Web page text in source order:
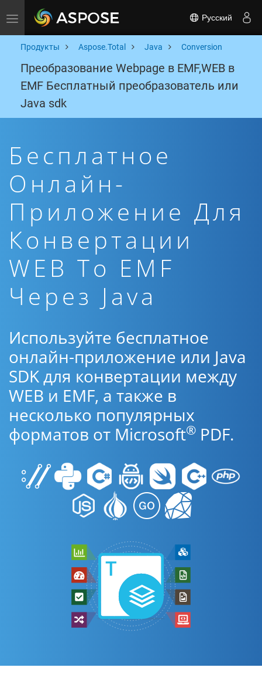
Toggle navigation Русский
Продукты Aspose.Total Java Conversion
Преобразование Webpage в EMF,WEB в
EMF Бесплатный преобразователь или
Java sdk
Бесплатное
Онлайн-
Приложение Для
Конвертации
WEB To EMF
Через Java
Используйте бесплатное
онлайн-приложение или Java
SDK для конвертации между
WEB и EMF, а также в
несколько популярных
форматов от Microsoft® PDF.